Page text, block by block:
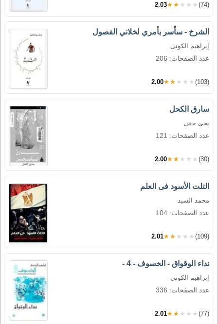
2.03★★★★★ (74)
الشرخ - سأسر بأمري لخلاني الفصول
إبراهيم الكونى
عدد الصفحات: 206
2.00★★★★★ (103)
سارق الكحل
يحى حقى
عدد الصفحات: 121
2.00★★★★★ (30)
التلت الأسود فى العلم
محمد السيد
عدد الصفحات: 104
2.01★★★★★ (109)
نداء الوقواق - الخسوف - 4 -
إبراهيم الكونى
عدد الصفحات: 336
2.01★★★★★ (77)